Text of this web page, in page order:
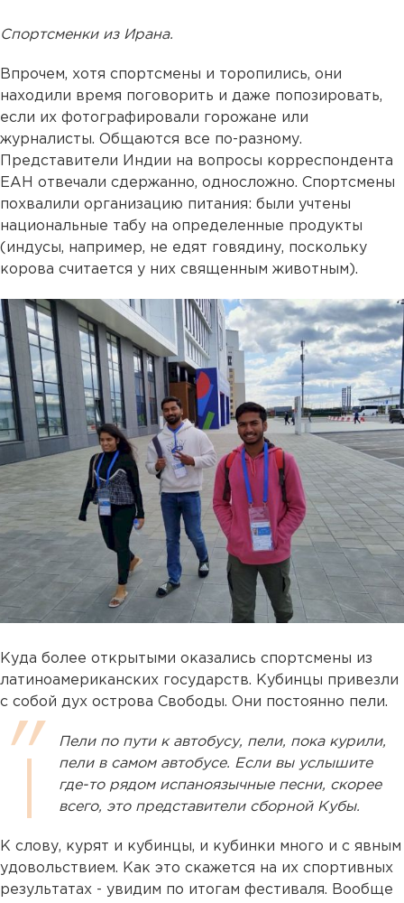
Спортсменки из Ирана.
Впрочем, хотя спортсмены и торопились, они
находили время поговорить и даже попозировать,
если их фотографировали горожане или
журналисты. Общаются все по-разному.
Представители Индии на вопросы корреспондента
ЕАН отвечали сдержанно, односложно. Спортсмены
похвалили организацию питания: были учтены
национальные табу на определенные продукты
(индусы, например, не едят говядину, поскольку
корова считается у них священным животным).
Куда более открытыми оказались спортсмены из
латиноамериканских государств. Кубинцы привезли
с собой дух острова Свободы. Они постоянно пели.
Пели по пути к автобусу, пели, пока курили,
пели в самом автобусе. Если вы услышите
где-то рядом испаноязычные песни, скорее
всего, это представители сборной Кубы.
К слову, курят и кубинцы, и кубинки много и с явным
удовольствием. Как это скажется на их спортивных
результатах - увидим по итогам фестиваля. Вообще